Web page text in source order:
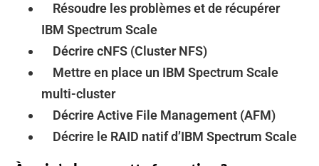
Résoudre les problèmes et de récupérer
IBM Spectrum Scale
Décrire cNFS (Cluster NFS)
Mettre en place un IBM Spectrum Scale
multi-cluster
Décrire Active File Management (AFM)
Décrire le RAID natif d’IBM Spectrum Scale